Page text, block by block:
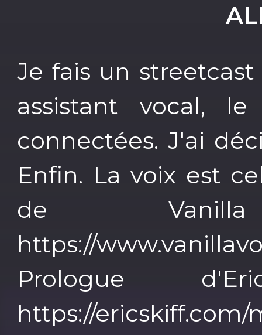
Je fais un
assistant vocal,
connectées. J'ai
Enfin. La voix est
de
https://
Prologue
https://